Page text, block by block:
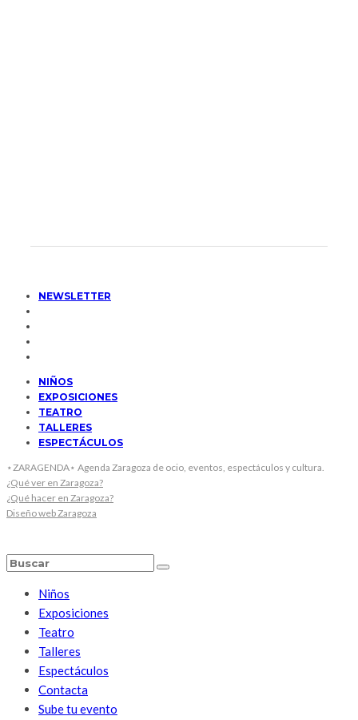
NEWSLETTER
NIÑOS
EXPOSICIONES
TEATRO
TALLERES
ESPECTÁCULOS
⋆ZARAGENDA⋆ Agenda Zaragoza de ocio, eventos, espectáculos y cultura.
¿Qué ver en Zaragoza?
¿Qué hacer en Zaragoza?
Diseño web Zaragoza
Niños
Exposiciones
Teatro
Talleres
Espectáculos
Contacta
Sube tu evento